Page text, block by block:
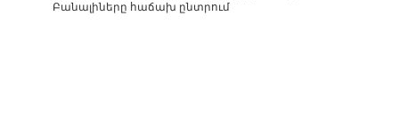
Բանալիները հաճախ ընտրում